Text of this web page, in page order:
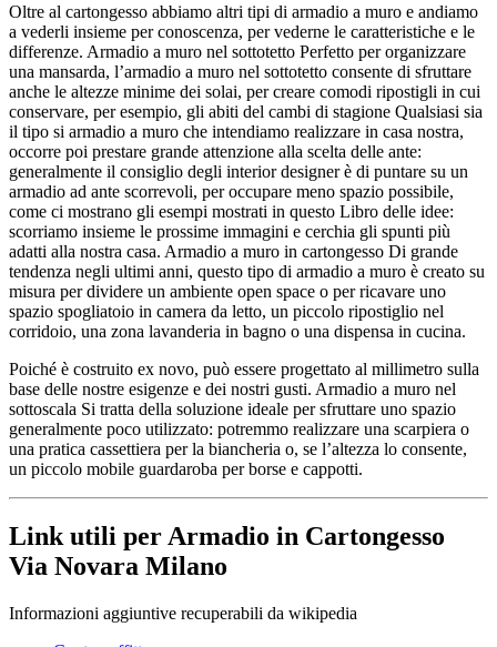
Oltre al cartongesso abbiamo altri tipi di armadio a muro e andiamo
a vederli insieme per conoscenza, per vederne le caratteristiche e le
differenze. Armadio a muro nel sottotetto Perfetto per organizzare
una mansarda, l’armadio a muro nel sottotetto consente di sfruttare
anche le altezze minime dei solai, per creare comodi ripostigli in cui
conservare, per esempio, gli abiti del cambi di stagione Qualsiasi sia
il tipo si armadio a muro che intendiamo realizzare in casa nostra,
occorre poi prestare grande attenzione alla scelta delle ante:
generalmente il consiglio degli interior designer è di puntare su un
armadio ad ante scorrevoli, per occupare meno spazio possibile,
come ci mostrano gli esempi mostrati in questo Libro delle idee:
scorriamo insieme le prossime immagini e cerchia gli spunti più
adatti alla nostra casa. Armadio a muro in cartongesso Di grande
tendenza negli ultimi anni, questo tipo di armadio a muro è creato su
misura per dividere un ambiente open space o per ricavare uno
spazio spogliatoio in camera da letto, un piccolo ripostiglio nel
corridoio, una zona lavanderia in bagno o una dispensa in cucina.
Poiché è costruito ex novo, può essere progettato al millimetro sulla
base delle nostre esigenze e dei nostri gusti. Armadio a muro nel
sottoscala Si tratta della soluzione ideale per sfruttare uno spazio
generalmente poco utilizzato: potremmo realizzare una scarpiera o
una pratica cassettiera per la biancheria o, se l’altezza lo consente,
un piccolo mobile guardaroba per borse e cappotti.
Link utili per Armadio in Cartongesso
Via Novara Milano
Informazioni aggiuntive recuperabili da wikipedia